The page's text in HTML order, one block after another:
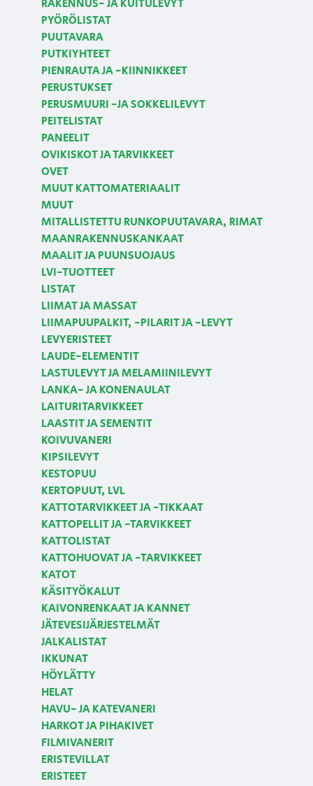
RAKENNUS- JA KUITULEVYT
PYÖRÖLISTAT
PUUTAVARA
PUTKIYHTEET
PIENRAUTA JA -KIINNIKKEET
PERUSTUKSET
PERUSMUURI -JA SOKKELILEVYT
PEITELISTAT
PANEELIT
OVIKISKOT JA TARVIKKEET
OVET
MUUT KATTOMATERIAALIT
MUUT
MITALLISTETTU RUNKOPUUTAVARA, RIMAT
MAANRAKENNUSKANKAAT
MAALIT JA PUUNSUOJAUS
LVI-TUOTTEET
LISTAT
LIIMAT JA MASSAT
LIIMAPUUPALKIT, -PILARIT JA -LEVYT
LEVYERISTEET
LAUDE-ELEMENTIT
LASTULEVYT JA MELAMIINILEVYT
LANKA- JA KONENAULAT
LAITURITARVIKKEET
LAASTIT JA SEMENTIT
KOIVUVANERI
KIPSILEVYT
KESTOPUU
KERTOPUUT, LVL
KATTOTARVIKKEET JA -TIKKAAT
KATTOPELLIT JA -TARVIKKEET
KATTOLISTAT
KATTOHUOVAT JA -TARVIKKEET
KATOT
KÄSITYÖKALUT
KAIVONRENKAAT JA KANNET
JÄTEVESIJÄRJESTELMÄT
JALKALISTAT
IKKUNAT
HÖYLÄTTY
HELAT
HAVU- JA KATEVANERI
HARKOT JA PIHAKIVET
FILMIVANERIT
ERISTEVILLAT
ERISTEET